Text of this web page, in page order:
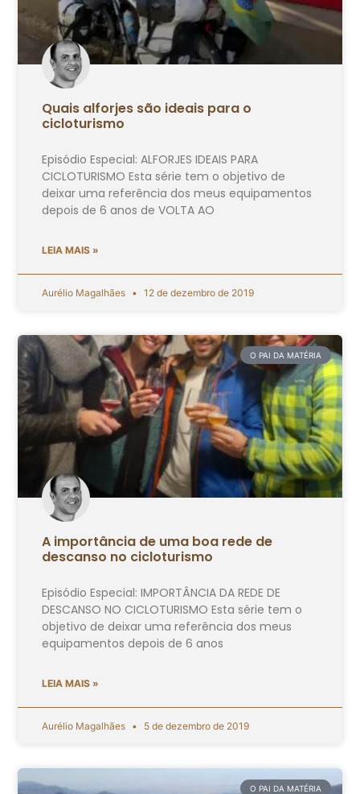
Quais alforjes são ideais para o
cicloturismo
Episódio Especial: ALFORJES IDEAIS PARA
CICLOTURISMO Esta série tem o objetivo de
deixar uma referência dos meus equipamentos
depois de 6 anos de VOLTA AO
LEIA MAIS »
Aurélio Magalhães 12 de dezembro de 2019
O PAI DA MATÉRIA
A importância de uma boa rede de
descanso no cicloturismo
Episódio Especial: IMPORTÂNCIA DA REDE DE
DESCANSO NO CICLOTURISMO Esta série tem o
objetivo de deixar uma referência dos meus
equipamentos depois de 6 anos
LEIA MAIS »
Aurélio Magalhães 5 de dezembro de 2019
O PAI DA MATÉRIA